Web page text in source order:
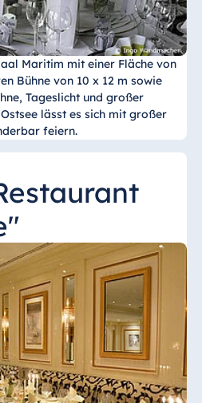
Maritim mit einer Fläche von
Bühne von 10 x 12 m sowie
Tageslicht und großer
lässt es sich mit großer
feiern.